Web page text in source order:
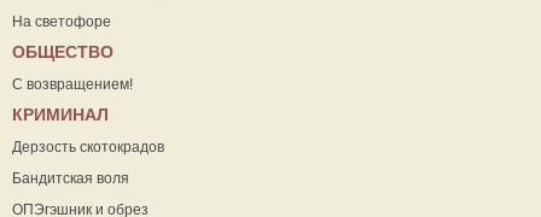
На светофоре
ОБЩЕСТВО
С возвращением!
КРИМИНАЛ
Дерзость скотокрадов
Бандитская воля
ОПЭгэшник и обрез